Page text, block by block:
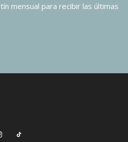
mensual para recibir las últimas